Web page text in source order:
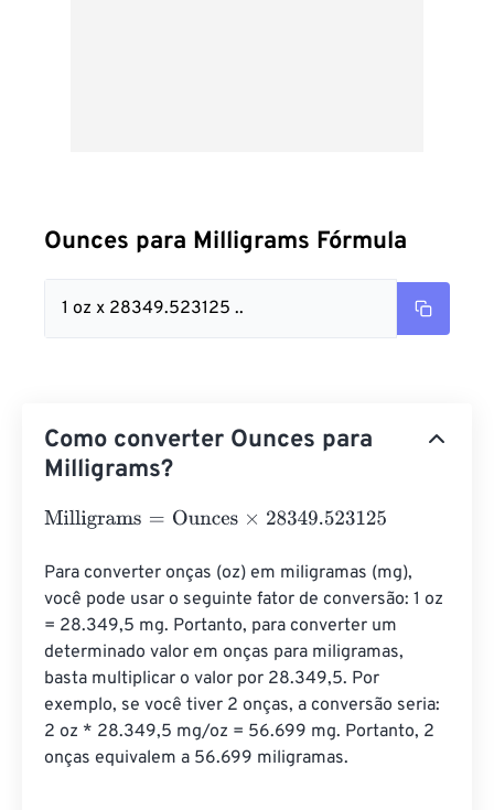
Ounces para Milligrams Fórmula
1 oz x 28349.523125 ..
Como converter Ounces para
Milligrams?
Milligrams=Ounces×28349.523125
Para converter onças (oz) em miligramas (mg),
você pode usar o seguinte fator de conversão: 1 oz
= 28.349,5 mg. Portanto, para converter um
determinado valor em onças para miligramas,
basta multiplicar o valor por 28.349,5. Por
exemplo, se você tiver 2 onças, a conversão seria:
2 oz * 28.349,5 mg/oz = 56.699 mg. Portanto, 2
onças equivalem a 56.699 miligramas.